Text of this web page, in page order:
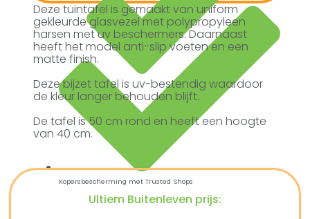
Kopersbescherming met Trusted Shops
Deze tuintafel is gemaakt van uniform
gekleurde glasvezel met polypropyleen
harsen met uv beschermers. Daarnaast
heeft het model anti-slip voeten en een
matte finish.
Deze bijzet tafel is uv-bestendig waardoor
de kleur langer behouden blijft.
De tafel is 50 cm rond en heeft een hoogte
van 40 cm.
Ultiem Buitenleven prijs: